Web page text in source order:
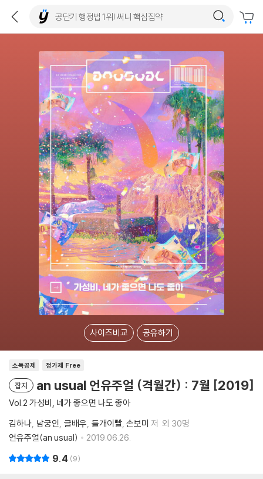
사이즈비교 공유하기
소득공제 정가제 Free
잡지 an usual 언유주얼 (격월간) : 7월 [2019]
Vol.2 가성비, 네가 좋으면 나도 좋아
김하나 남궁인 글배우 들개이빨 손보미 저 외 30명
언유주얼(an usual)
2019.06.26.
9.4 9